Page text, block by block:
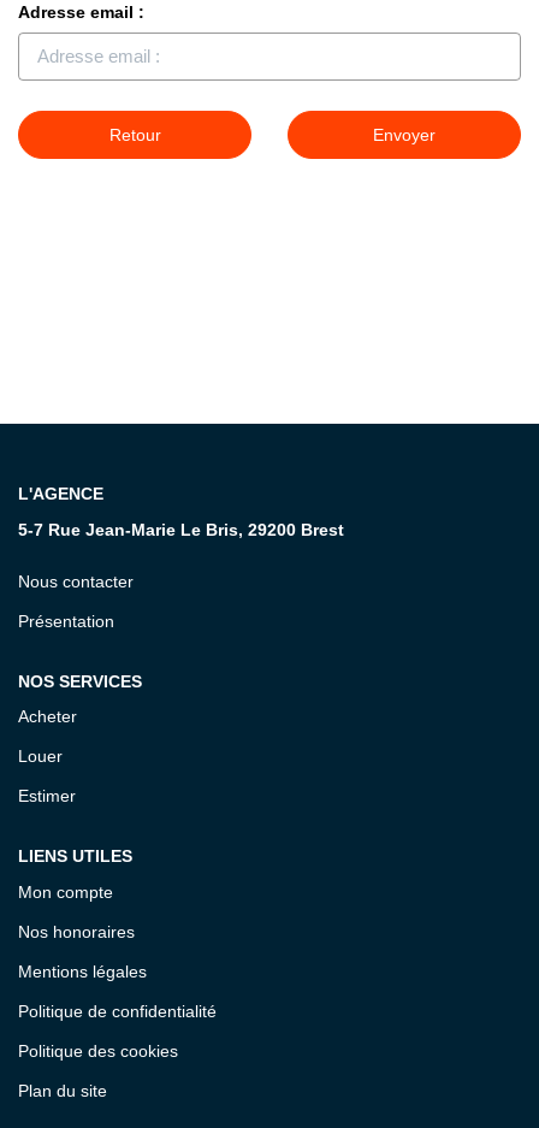
NOTRE AGENCE
Adresse email :
Retour Envoyer
L'AGENCE
5-7 Rue Jean-Marie Le Bris, 29200 Brest
Nous contacter
Présentation
NOS SERVICES
Acheter
Louer
Estimer
LIENS UTILES
Mon compte
Nos honoraires
Mentions légales
Politique de confidentialité
Politique des cookies
Plan du site